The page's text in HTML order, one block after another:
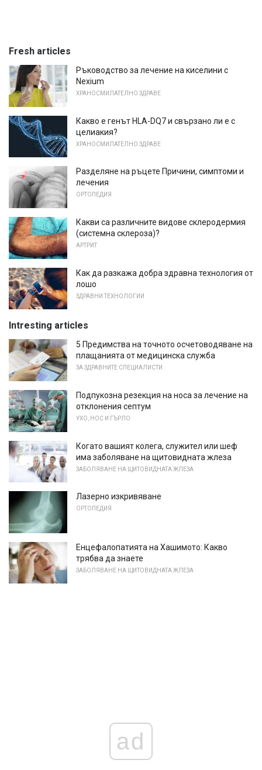
Fresh articles
Ръководство за лечение на киселини с
Nexium
ХРАНОСМИЛАТЕЛНО ЗДРАВЕ
Какво е генът HLA-DQ7 и свързано ли е с
целиакия?
ХРАНОСМИЛАТЕЛНО ЗДРАВЕ
Разделяне на ръцете Причини, симптоми и
лечения
ОРТОПЕДИЯ
Какви са различните видове склеродермия
(системна склероза)?
АРТРИТ
Как да разкажа добра здравна технология от
лошо
ЗДРАВНИ ТЕХНОЛОГИИ
Intresting articles
5 Предимства на точното осчетоводяване на
плащанията от медицинска служба
ЗА ЗДРАВНИТЕ СПЕЦИАЛИСТИ
Подпукозна резекция на носа за лечение на
отклонения септум
УХО, НОС И ГЪРЛО
Когато вашият колега, служител или шеф
има заболяване на щитовидната жлеза
ЗАБОЛЯВАНЕ НА ЩИТОВИДНАТА ЖЛЕЗА
Лазерно изкривяване
ОРТОПЕДИЯ
Енцефалопатията на Хашимото: Какво
трябва да знаете
ЗАБОЛЯВАНЕ НА ЩИТОВИДНАТА ЖЛЕЗА
ad